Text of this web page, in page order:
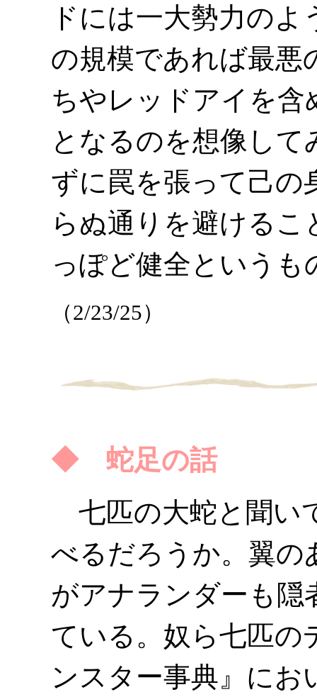
ドには一大勢力の
の規模であれば最悪
ちやレッドアイを含
となるのを想像し
ずに罠を張って己の
らぬ通りを避ける
っぽど健全というも
（2/23/25）
◆ 蛇足の話
七匹の大蛇と聞い
べるだろうか。翼
がアナランダーも
ている。奴ら七匹の
ンスター事典』に